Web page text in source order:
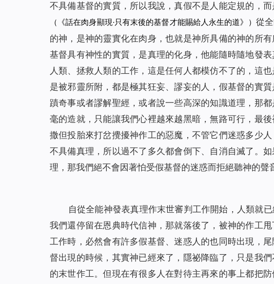
不具備基督的實質，所以我說，真假不是人能定規的，
（《話在肉身顯現·只有末後的基督才能賜給人永生的道》） 從
的神，是神的靈實化在肉身，也就是神所具備的神的所
基督具有神性的實質，是真理的化身，他能隨時隨地發
人類、拯救人類的工作，這是任何人都模仿不了的，這
是被邪靈所附，都是極其狂妄、謬妄的人，假基督的實
蹟奇事或者謬解聖經，或者說一些高深的知識道理，那
毫的造就，只能讓我們心裡越來越黑暗，無路可行，最
撒但投胎來打岔攪擾神作工的惡魔，不管它們迷惑多少
不具備真理，所以過不了多久都會倒下、自消自滅了。
理，那我們絕不會因著怕受假基督的迷惑而拒絕聽神的聲
自從全能神發表真理作末世審判工作開始，人類就
我們還停留在恩典時代信神，那就落後了，被神的作工
工作時，必然會有許多假基督、迷惑人的也同時出現，
督出現的時候，其實神已經來了，隱祕降臨了，只是我
的末世作工。但現在有很多人在對待主再來的事上都把